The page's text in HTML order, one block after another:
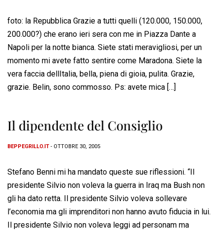
foto: la Repubblica Grazie a tutti quelli (120.000, 150.000,
200.000?) che erano ieri sera con me in Piazza Dante a
Napoli per la notte bianca. Siete stati meravigliosi, per un
momento mi avete fatto sentire come Maradona. Siete la
vera faccia dellItalia, bella, piena di gioia, pulita. Grazie,
grazie. Belin, sono commosso. Ps: avete mica […]
Il dipendente del Consiglio
BEPPEGRILLO.IT - OTTOBRE 30, 2005
Stefano Benni mi ha mandato queste sue riflessioni. “Il
presidente Silvio non voleva la guerra in Iraq ma Bush non
gli ha dato retta. Il presidente Silvio voleva sollevare
l’economia ma gli imprenditori non hanno avuto fiducia in lui.
Il presidente Silvio non voleva leggi ad personam ma